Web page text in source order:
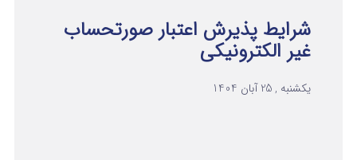
شرایط پذیرش اعتبار صورتحساب
غیر الکترونیکی
یکشنبه , 25 آبان 1404